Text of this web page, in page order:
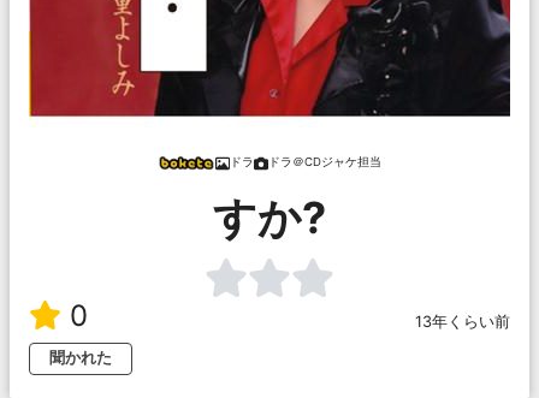
ドラ ドラ＠CDジャケ担当
すか?
0
13年くらい前
聞かれた